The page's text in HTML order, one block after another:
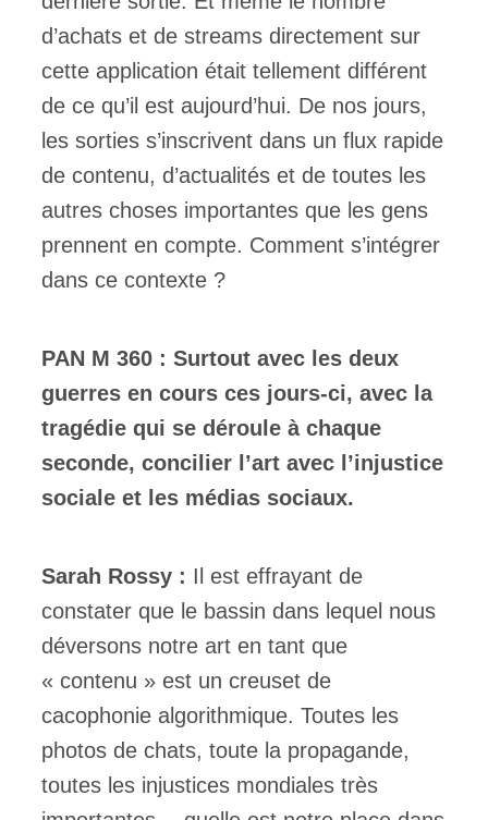
d’achats et de streams directement sur
cette application était tellement différent
de ce qu’il est aujourd’hui. De nos jours,
les sorties s’inscrivent dans un flux rapide
de contenu, d’actualités et de toutes les
autres choses importantes que les gens
prennent en compte. Comment s’intégrer
dans ce contexte ?
PAN M 360 : Surtout avec les deux
guerres en cours ces jours-ci, avec la
tragédie qui se déroule à chaque
seconde, concilier l’art avec l’injustice
sociale et les médias sociaux.
Sarah Rossy : Il est effrayant de
constater que le bassin dans lequel nous
déversons notre art en tant que
« contenu » est un creuset de
cacophonie algorithmique. Toutes les
photos de chats, toute la propagande,
toutes les injustices mondiales très